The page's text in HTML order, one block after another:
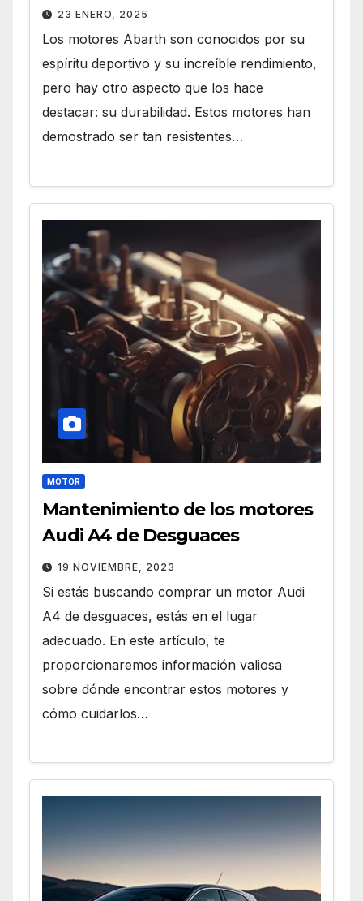
23 ENERO, 2025
Los motores Abarth son conocidos por su
espíritu deportivo y su increíble rendimiento,
pero hay otro aspecto que los hace
destacar: su durabilidad. Estos motores han
demostrado ser tan resistentes…
MOTOR
Mantenimiento de los motores
Audi A4 de Desguaces
19 NOVIEMBRE, 2023
Si estás buscando comprar un motor Audi
A4 de desguaces, estás en el lugar
adecuado. En este artículo, te
proporcionaremos información valiosa
sobre dónde encontrar estos motores y
cómo cuidarlos…